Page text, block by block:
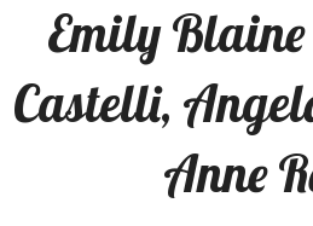
Emily
Castelli,
Anne